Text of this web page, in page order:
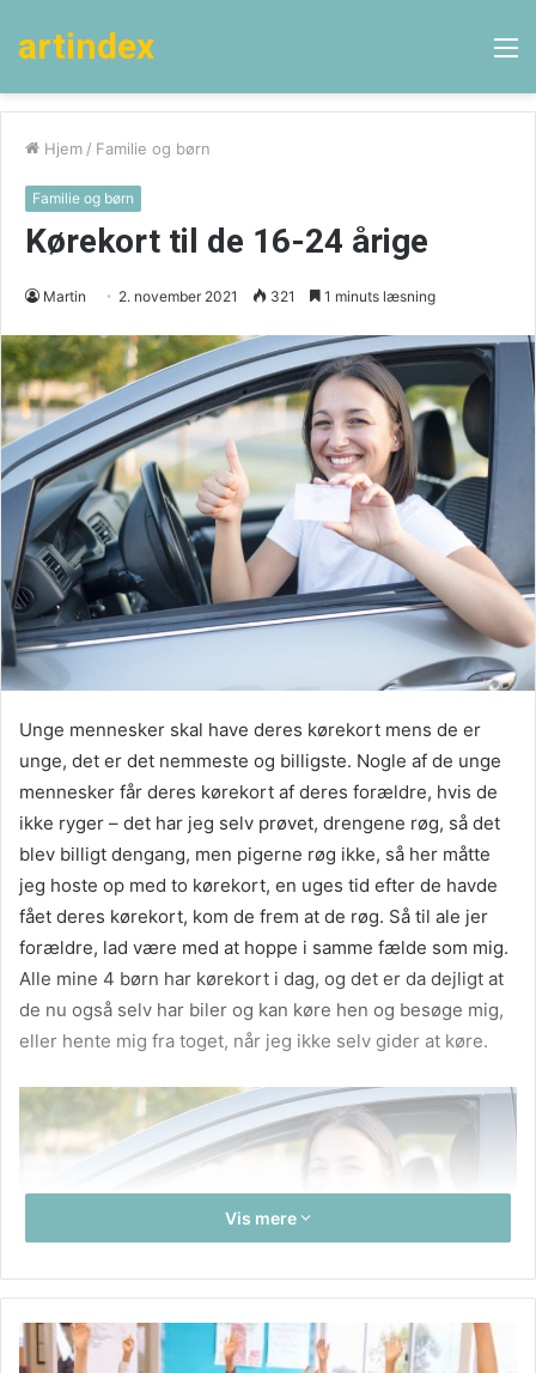
artindex
Hjem / Familie og børn
Familie og børn
Kørekort til de 16-24 årige
Martin 2. november 2021 321 1 minuts læsning
Unge mennesker skal have deres kørekort mens de er
unge, det er det nemmeste og billigste. Nogle af de unge
mennesker får deres kørekort af deres forældre, hvis de
ikke ryger – det har jeg selv prøvet, drengene røg, så det
blev billigt dengang, men pigerne røg ikke, så her måtte
jeg hoste op med to kørekort, en uges tid efter de havde
fået deres kørekort, kom de frem at de røg. Så til ale jer
forældre, lad være med at hoppe i samme fælde som mig.
Alle mine 4 børn har kørekort i dag, og det er da dejligt at
de nu også selv har biler og kan køre hen og besøge mig,
eller hente mig fra toget, når jeg ikke selv gider at køre.
Vis mere